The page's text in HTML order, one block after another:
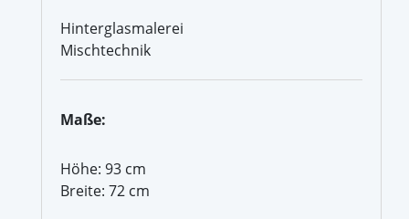
Hinterglasmalerei
Mischtechnik
Maße:
Höhe: 93 cm
Breite: 72 cm